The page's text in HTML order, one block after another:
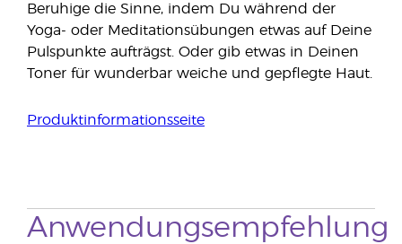
Beruhige die Sinne, indem Du während der
Yoga- oder Meditationsübungen etwas auf Deine
Pulspunkte aufträgst. Oder gib etwas in Deinen
Toner für wunderbar weiche und gepflegte Haut.
Produktinformationsseite
Anwendungsempfehlung